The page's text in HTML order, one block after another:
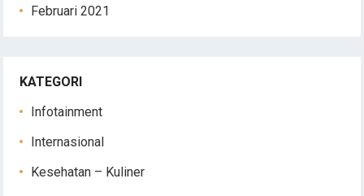
Februari 2021
KATEGORI
Infotainment
Internasional
Kesehatan – Kuliner